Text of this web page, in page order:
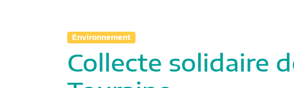
Environnement
Collecte solidaire